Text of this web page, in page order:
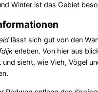
Winter ist das Gebiet
lässt sich gut von den
erleben. Von hier aus
und sieht, wie Vieh, Vögel